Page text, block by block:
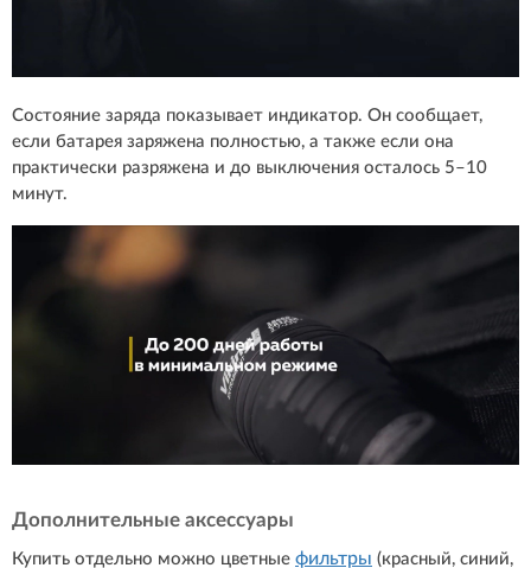
Состояние заряда показывает индикатор. Он сообщает,
если батарея заряжена полностью, а также если она
практически разряжена и до выключения осталось 5–10
минут.
Дополнительные аксессуары
Купить отдельно можно цветные фильтры (красный, синий,